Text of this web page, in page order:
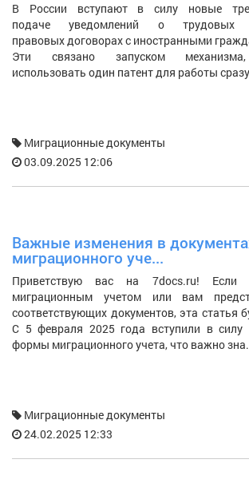
В России вступают в силу новые
подаче уведомлений о трудовых
правовых договорах с иностранными
Эти связано запуском
использовать один патент для работы
Миграционные документы
03.09.2025 12:06
Важные изменения в
миграционного уче...
Приветствую вас на 7docs.ru! Если
миграционным учетом или вам
соответствующих документов, эта статья
С 5 февраля 2025 года вступили в силу
формы миграционного учета, что важно
Миграционные документы
24.02.2025 12:33